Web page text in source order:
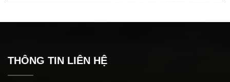
THÔNG TIN LIÊN HỆ